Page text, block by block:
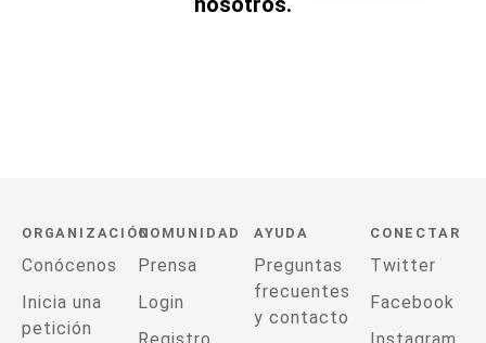
ORGANIZACIÓN
Conócenos
Inicia una
petición
COMUNIDAD
Prensa
Login
AYUDA
Preguntas
frecuentes
y contacto
CONECTAR
Twitter
Facebook